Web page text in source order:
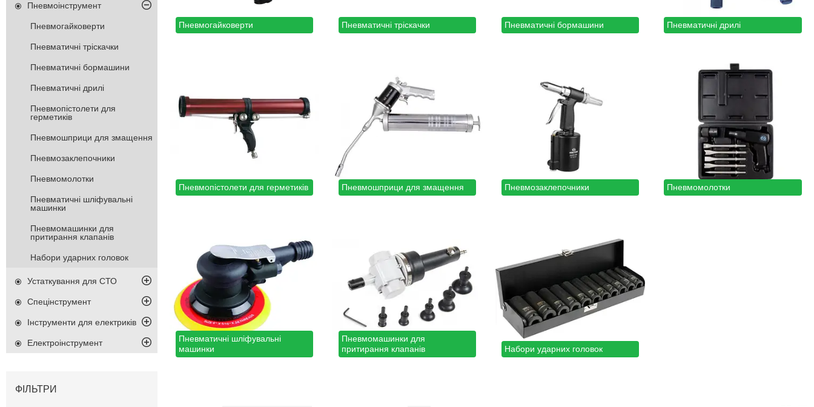
Пневмогайковерти Пневматичні тріскачки Пневматичні бормашини Пневматичні дрилі
Пневмопістолети для герметиків Пневмошприци для змащення Пневмозаклепочники Пневмомолотки
Пневматичні шліфувальні
машинки
Пневмомашинки для
притирання клапанів
Набори ударних головок
Пневмоінструмент
Пневмогайковерти
Пневматичні тріскачки
Пневматичні бормашини
Пневматичні дрилі
Пневмопістолети для
герметиків
Пневмошприци для змащення
Пневмозаклепочники
Пневмомолотки
Пневматичні шліфувальні
машинки
Пневмомашинки для
притирання клапанів
Набори ударних головок
Устаткування для СТО
Спецінструмент
Інструменти для електриків
Електроінструмент
ФІЛЬТРИ